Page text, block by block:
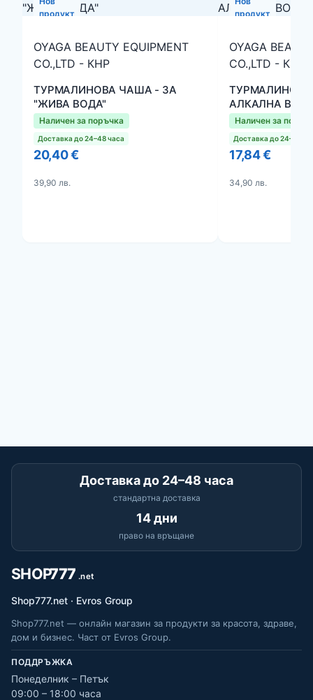
продукт
OYAGA BEAUTY EQUIPMENT
CO.,LTD - КНР
ТУРМАЛИНОВА ЧАША - ЗА
"ЖИВА ВОДА"
Наличен за поръчка
Доставка до 24–48 часа
20,40 €
39,90 лв.
продукт
OYAGA
CO.,LTD - КНР
АЛКАЛНА
Наличен за
Доставка до 24–48
17,84 €
34,90 лв.
Доставка до 24–48 часа
стандартна доставка
14 дни
право на връщане
Shop777.net · Evros Group
Shop777.net — онлайн магазин за продукти за красота, здраве,
дом и бизнес. Част от Evros Group.
ПОДДРЪЖКА
Понеделник – Петък
09:00 – 18:00 часа